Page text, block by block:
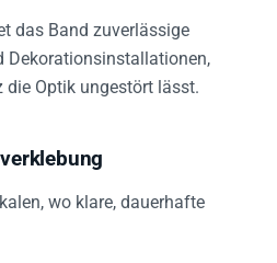
das Band zuverlässige
Dekorationsinstallationen,
die Optik ungestört lässt.
wo klare, dauerhafte